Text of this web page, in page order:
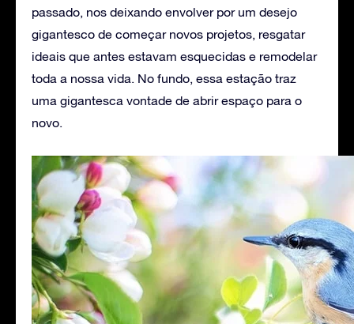
passado, nos deixando envolver por um desejo
gigantesco de começar novos projetos, resgatar
ideais que antes estavam esquecidas e remodelar
toda a nossa vida. No fundo, essa estação traz
uma gigantesca vontade de abrir espaço para o
novo.